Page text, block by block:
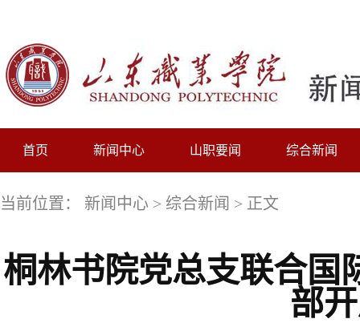
首页 新闻中心 山职要闻 综合新闻
当前位置： 新闻中心 > 综合新闻 > 正文
桐林书院党总支联合国
部